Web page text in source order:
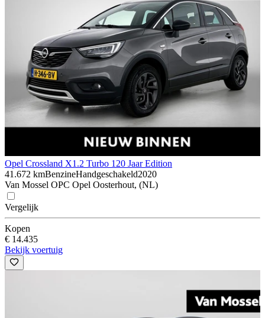
Opel Crossland X1.2 Turbo 120 Jaar Edition
41.672 kmBenzineHandgeschakeld2020
Van Mossel OPC Opel Oosterhout, (NL)
Vergelijk
Kopen
€ 14.435
Bekijk voertuig